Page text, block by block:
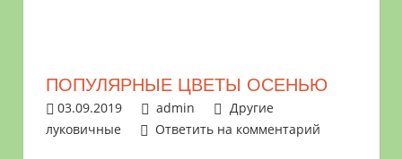
ПОПУЛЯРНЫЕ ЦВЕТЫ ОСЕНЬЮ
03.09.2019 admin
Другие
луковичные
Ответить на комментарий